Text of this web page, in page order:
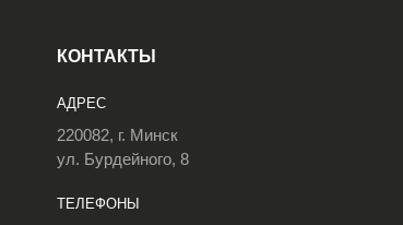
КОНТАКТЫ
АДРЕС
220082, г. Минск
ул. Бурдейного, 8
ТЕЛЕФОНЫ